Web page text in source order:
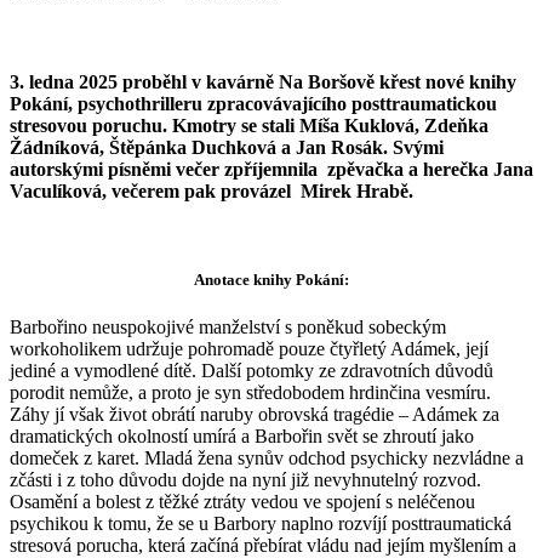
3. ledna 2025 proběhl v kavárně Na Boršově křest nové knihy
Pokání, psychothrilleru zpracovávajícího posttraumatickou
stresovou poruchu. Kmotry se stali Míša Kuklová, Zdeňka
Žádníková, Štěpánka Duchková a Jan Rosák. Svými
autorskými písněmi večer zpříjemnila zpěvačka a herečka Jana
Vaculíková, večerem pak provázel Mirek Hrabě.
Anotace knihy Pokání:
Barbořino neuspokojivé manželství s poněkud sobeckým
workoholikem udržuje pohromadě pouze čtyřletý Adámek, její
jediné a vymodlené dítě. Další potomky ze zdravotních důvodů
porodit nemůže, a proto je syn středobodem hrdinčina vesmíru.
Záhy jí však život obrátí naruby obrovská tragédie – Adámek za
dramatických okolností umírá a Barbořin svět se zhroutí jako
domeček z karet. Mladá žena synův odchod psychicky nezvládne a
zčásti i z toho důvodu dojde na nyní již nevyhnutelný rozvod.
Osamění a bolest z těžké ztráty vedou ve spojení s neléčenou
psychikou k tomu, že se u Barbory naplno rozvíjí posttraumatická
stresová porucha, která začíná přebírat vládu nad jejím myšlením a